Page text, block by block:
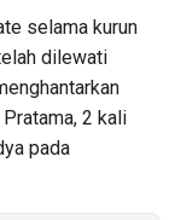
selama kurun
dilewati
2 kali
pada